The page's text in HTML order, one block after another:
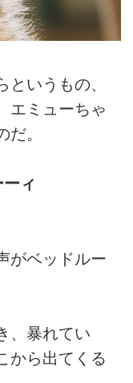
いうもの、
エミューちゃ
。
ィ
がベッドルー
、暴れてい
から出てくる